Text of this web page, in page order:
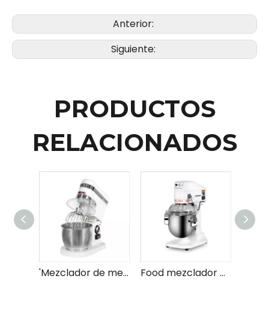
Anterior:
Siguiente:
PRODUCTOS
RELACIONADOS
'Mezclador de mesa 5/7L con sistema de cubierta basado en la correa Food mezclador 8L (digital)